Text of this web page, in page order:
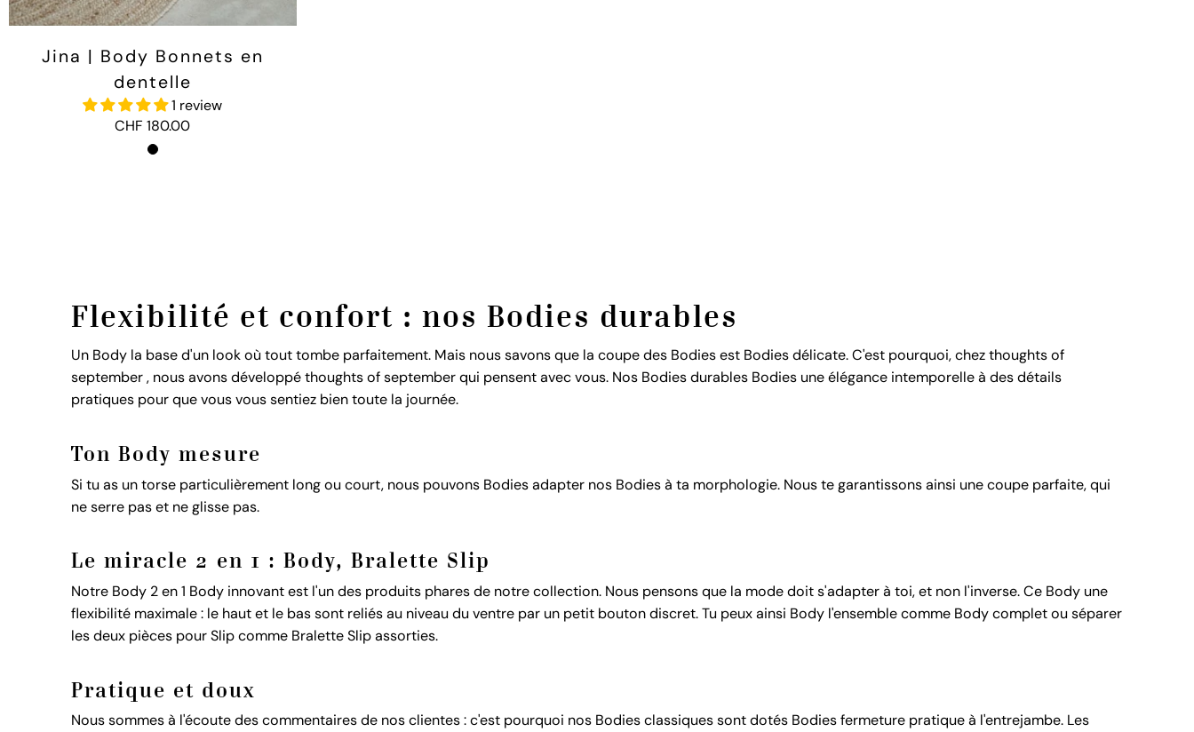
Jina | Body Bonnets en
dentelle
1 review
CHF 180.00
Flexibilité et confort : nos Bodies durables
Un Body la base d'un look où tout tombe parfaitement. Mais nous savons que la coupe des Bodies est Bodies délicate. C'est pourquoi, chez thoughts of
september , nous avons développé thoughts of september qui pensent avec vous. Nos Bodies durables Bodies une élégance intemporelle à des détails
pratiques pour que vous vous sentiez bien toute la journée.
Ton Body mesure
Si tu as un torse particulièrement long ou court, nous pouvons Bodies adapter nos Bodies à ta morphologie. Nous te garantissons ainsi une coupe parfaite, qui
ne serre pas et ne glisse pas.
Le miracle 2 en 1 : Body, Bralette Slip
Notre Body 2 en 1 Body innovant est l'un des produits phares de notre collection. Nous pensons que la mode doit s'adapter à toi, et non l'inverse. Ce Body une
flexibilité maximale : le haut et le bas sont reliés au niveau du ventre par un petit bouton discret. Tu peux ainsi Body l'ensemble comme Body complet ou séparer
les deux pièces pour Slip comme Bralette Slip assorties.
Pratique et doux
Nous sommes à l'écoute des commentaires de nos clientes : c'est pourquoi nos Bodies classiques sont dotés Bodies fermeture pratique à l'entrejambe. Les